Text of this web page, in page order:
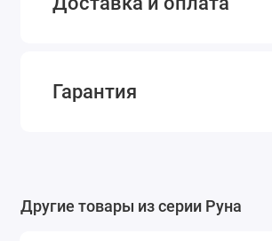
Гарантия
Другие товары из серии Руна